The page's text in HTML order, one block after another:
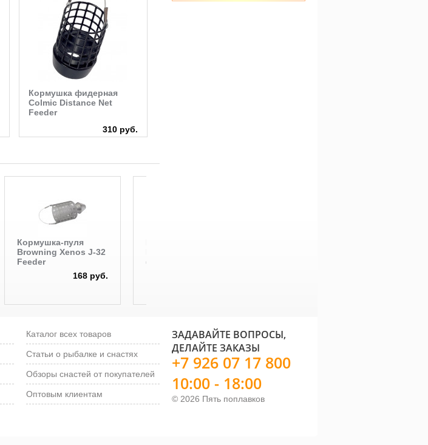
Кормушка фидерная
Colmic Distance Net
Feeder
310 руб.
Кормушка-пуля
Browning Xenos J-32
Feeder
168 руб.
(36 шт)
Каталог всех товаров
Статьи о рыбалке и снастях
Обзоры снастей от покупателей
Оптовым клиентам © 2026 Пять поплавков
ЗАДАВАЙТЕ ВОПРОСЫ,
ДЕЛАЙТЕ ЗАКАЗЫ
+7 926 07 17 800
10:00 - 18:00